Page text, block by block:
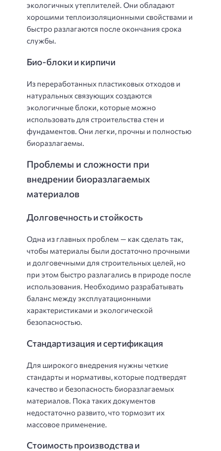
экологичных утеплителей. Они обладают
хорошими теплоизоляционными свойствами и
быстро разлагаются после окончания срока
службы.
Био-блоки и кирпичи
Из переработанных пластиковых отходов и
натуральных связующих создаются
экологичные блоки, которые можно
использовать для строительства стен и
фундаментов. Они легки, прочны и полностью
биоразлагаемы.
Проблемы и сложности при
внедрении биоразлагаемых
материалов
Долговечность и стойкость
Одна из главных проблем — как сделать так,
чтобы материалы были достаточно прочными
и долговечными для строительных целей, но
при этом быстро разлагались в природе после
использования. Необходимо разрабатывать
баланс между эксплуатационными
характеристиками и экологической
безопасностью.
Стандартизация и сертификация
Для широкого внедрения нужны четкие
стандарты и нормативы, которые подтвердят
качество и безопасность биоразлагаемых
материалов. Пока таких документов
недостаточно развито, что тормозит их
массовое применение.
Стоимость производства и